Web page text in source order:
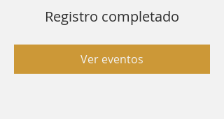
Registro completado
Ver eventos